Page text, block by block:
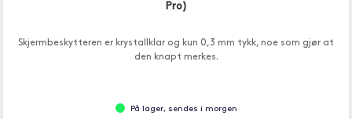
Pro)
Skjermbeskytteren er krystallklar og kun 0,3 mm tykk, noe som gjør at
den knapt merkes.
På lager, sendes i morgen